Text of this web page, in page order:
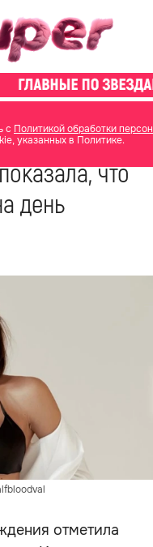
с Политикой обработки
указанных в Политике.
что
день
отметила